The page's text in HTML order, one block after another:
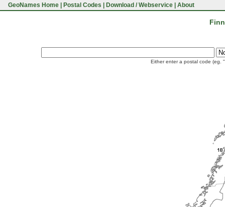
GeoNames Home Postal Codes Download / Webservice About
Either enter a postal code (eg.